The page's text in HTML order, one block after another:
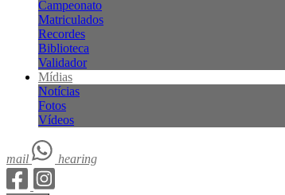
Campeonato
Matriculados
Recordes
Biblioteca
Validador
Mídias
Notícias
Fotos
Vídeos
mail hearing